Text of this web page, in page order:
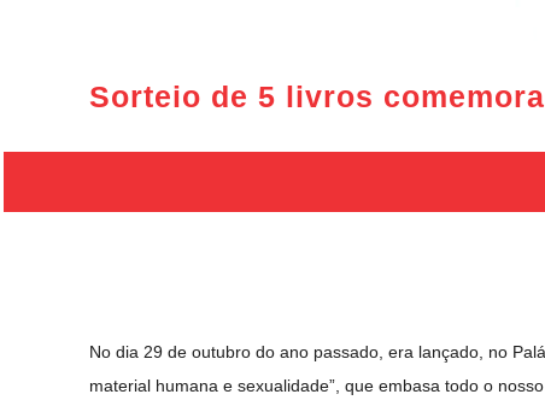
Sorteio de 5 livros
No dia 29 de outubro do ano passado, era lançado, no
material humana e sexualidade”, que embasa todo o